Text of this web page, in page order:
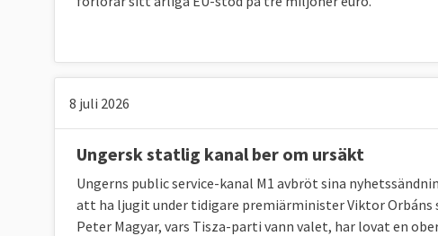
8 juli 2026
Ungersk statlig kanal ber om ursäkt
Ungerns public service-kanal M1 avbröt sina
att ha ljugit under tidigare premiärminister Viktor Orbáns
Peter Magyar, vars Tisza-parti vann valet, har lovat en